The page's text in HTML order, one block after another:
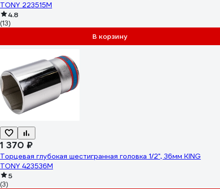
TONY 223515M
4.8
(13)
В корзину
1 370 ₽
Торцевая глубокая шестигранная головка 1/2", 36мм KING
TONY 423536M
5
(3)